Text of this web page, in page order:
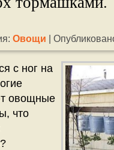
Овощи |
с ног на
овощные
что